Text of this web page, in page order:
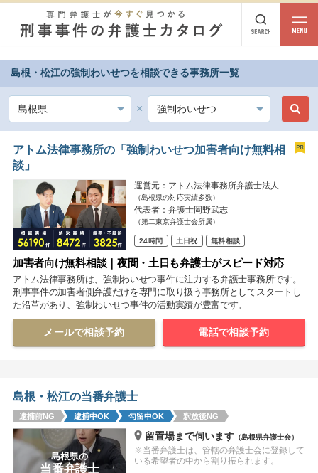
都道府県から探す
北海道・東北
北海道 青森 岩手 宮城 秋田 山形 福島
北陸・甲信越
新潟 富山 石川 福井 山梨 長野
関東
茨城 栃木 群馬 埼玉 東京 神奈川
東海
岐阜 静岡 愛知 三重
関西
中国
鳥取 島根 岡山 広島 山口
四国
島根・松江の強制わいせつを相談できる事務所一覧
アトム法律事務所の「強制わいせつ加害者向け無料相
談」
運営元：アトム法律事務所弁護士法人
（島根県の対応実績多数）
代表者：弁護士岡野武志
（第二東京弁護士会所属）
24時間 土日祝 無料相談
加害者向け無料相談｜夜間・土日も弁護士がスピード対応
アトム法律事務所は、強制わいせつ事件に注力する弁護士事務所です。
刑事事件の加害者側弁護だけを専門に取り扱う事務所としてスタートし
た沿革があり、強制わいせつ事件の活動実績が豊富です。
メールで相談予約 電話で相談予約
島根・松江の当番弁護士
逮捕前NG 逮捕中OK 勾留中OK 釈放後NG
島根県の
当番弁護士
留置場まで伺います（島根県弁護士会）
※当番弁護士は、管轄の弁護士会に登録して
いる希望者の中から割り振られます。